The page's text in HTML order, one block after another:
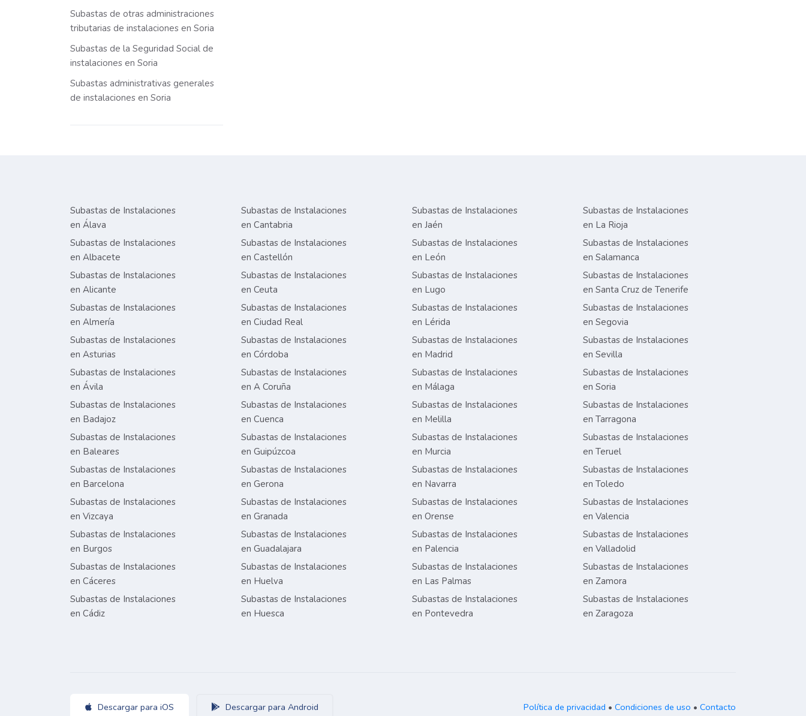
Subastas de otras administraciones
tributarias de instalaciones en Soria
Subastas de la Seguridad Social de
instalaciones en Soria
Subastas administrativas generales
de instalaciones en Soria
Subastas de Instalaciones
en Álava
Subastas de Instalaciones
en Albacete
Subastas de Instalaciones
en Alicante
Subastas de Instalaciones
en Almería
Subastas de Instalaciones
en Asturias
Subastas de Instalaciones
en Ávila
Subastas de Instalaciones
en Badajoz
Subastas de Instalaciones
en Baleares
Subastas de Instalaciones
en Barcelona
Subastas de Instalaciones
en Vizcaya
Subastas de Instalaciones
en Burgos
Subastas de Instalaciones
en Cáceres
Subastas de Instalaciones
en Cádiz
Subastas de Instalaciones
en Cantabria
Subastas de Instalaciones
en Castellón
Subastas de Instalaciones
en Ceuta
Subastas de Instalaciones
en Ciudad Real
Subastas de Instalaciones
en Córdoba
Subastas de Instalaciones
en A Coruña
Subastas de Instalaciones
en Cuenca
Subastas de Instalaciones
en Guipúzcoa
Subastas de Instalaciones
en Gerona
Subastas de Instalaciones
en Granada
Subastas de Instalaciones
en Guadalajara
Subastas de Instalaciones
en Huelva
Subastas de Instalaciones
en Huesca
Subastas de Instalaciones
en Jaén
Subastas de Instalaciones
en León
Subastas de Instalaciones
en Lugo
Subastas de Instalaciones
en Lérida
Subastas de Instalaciones
en Madrid
Subastas de Instalaciones
en Málaga
Subastas de Instalaciones
en Melilla
Subastas de Instalaciones
en Murcia
Subastas de Instalaciones
en Navarra
Subastas de Instalaciones
en Orense
Subastas de Instalaciones
en Palencia
Subastas de Instalaciones
en Las Palmas
Subastas de Instalaciones
en Pontevedra
Subastas de Instalaciones
en La Rioja
Subastas de Instalaciones
en Salamanca
Subastas de Instalaciones
en Santa Cruz de Tenerife
Subastas de Instalaciones
en Segovia
Subastas de Instalaciones
en Sevilla
Subastas de Instalaciones
en Soria
Subastas de Instalaciones
en Tarragona
Subastas de Instalaciones
en Teruel
Subastas de Instalaciones
en Toledo
Subastas de Instalaciones
en Valencia
Subastas de Instalaciones
en Valladolid
Subastas de Instalaciones
en Zamora
Subastas de Instalaciones
en Zaragoza
Descargar para iOS Descargar para Android Política de privacidad • Condiciones de uso • Contacto